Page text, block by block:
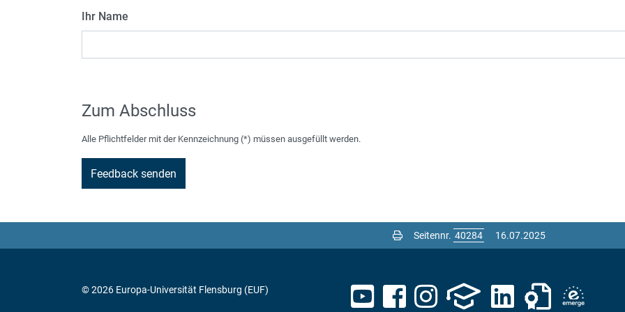
Ihr Name
Zum Abschluss
Alle Pflichtfelder mit der Kennzeichnung (*) müssen ausgefüllt werden.
Seitennr. 16.07.2025
© 2026 Europa-Universität Flensburg (EUF)